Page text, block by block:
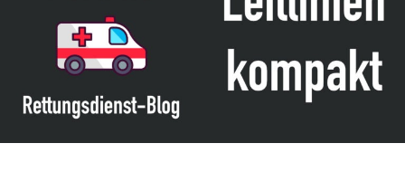
Leitlinie „Management of Hypercalcaemia in Adult Patients in the
Emergency Department“ der IAEM
Leitlinie „Behavioural Emergencies in Emergency Departments“ der IFEM
Leitlinie „Management of Acute Upper Gastrointestinal Bleeding in the
Leitlinie „Management of brief resolved unexplained events (BRUE) in
infants“ der CPS